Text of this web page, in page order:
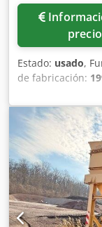
Información de
precio
Estado: usado,
de fabricación:
S Dasx Am Rea
mediante control